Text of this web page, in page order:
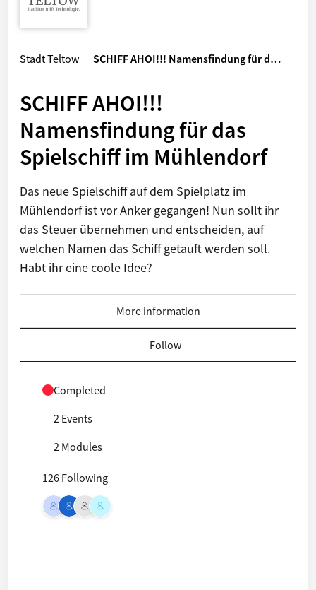
Stadt Teltow SCHIFF AHOI!!! Namensfindung für d…
SCHIFF AHOI!!!
Namensfindung für das
Spielschiff im Mühlendorf
Das neue Spielschiff auf dem Spielplatz im
Mühlendorf ist vor Anker gegangen! Nun sollt ihr
das Steuer übernehmen und entscheiden, auf
welchen Namen das Schiff getauft werden soll.
Habt ihr eine coole Idee?
More information
Follow
Completed
2 Events
2 Modules
126 Following